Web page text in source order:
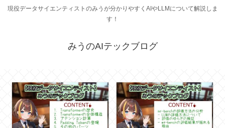
現役データサイエンティストのみうが分かりやすくAIやLLMについて解説しま
す！
みうのAIテックブログ